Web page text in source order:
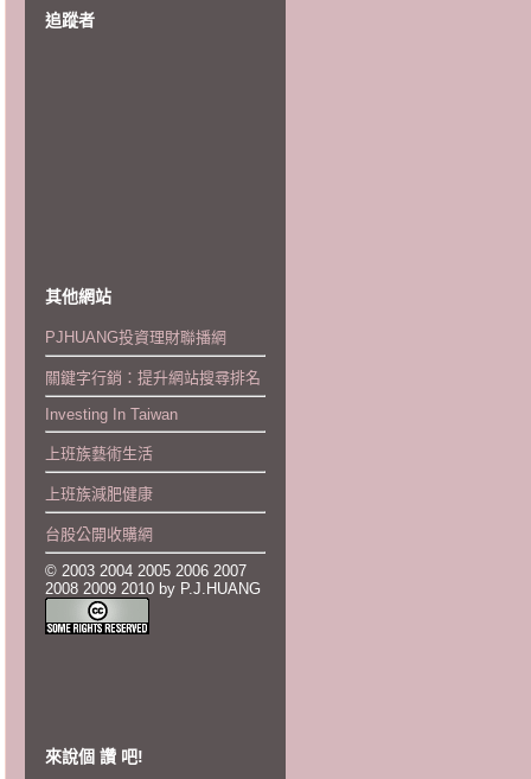
追蹤者
其他網站
PJHUANG投資理財聯播網
關鍵字行銷：提升網站搜尋排名
Investing In Taiwan
上班族藝術生活
上班族減肥健康
台股公開收購網
© 2003 2004 2005 2006 2007
2008 2009 2010 by P.J.HUANG
來說個 讚 吧!